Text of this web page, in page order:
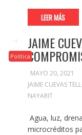
LEER MÁS
Política
JAIME
MAYO 20, 2021
JAIME CUEVAS
NAYARIT
Agua, luz,
microcréditos